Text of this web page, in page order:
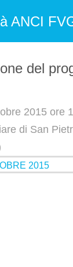
ANCI
del
2015 ore
di San
2015